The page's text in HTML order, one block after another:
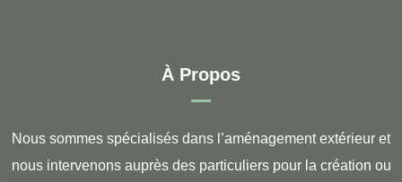
À Propos
Nous sommes spécialisés dans l’aménagement extérieur et
nous intervenons auprès des particuliers pour la création ou